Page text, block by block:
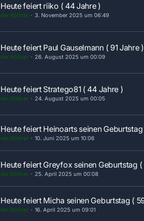
Heute feiert riiko ( 44 Jahre )
der Köllner 3. November 2025 um 06:49
Heute feiert Paul Gauselmann ( 91 Jahre )
der Köllner 26. August 2025 um 00:09
Heute feiert Stratego81 ( 44 Jahre )
der Köllner 24. August 2025 um 00:05
Heute feiert Heinoarts seinen Geburtstag
der Köllner 10. Juni 2025 um 10:06
Heute feiert Greyfox seinen Geburtstag (
der Köllner 25. April 2025 um 00:08
Heute feiert Micha seinen Geburtstag (
der Köllner 16. April 2025 um 09:01